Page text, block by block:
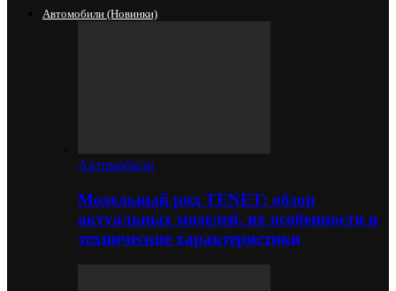
Автомобили (новинки)
Автомобили
Модельный ряд TENET: обзор
актуальных моделей, их особенности и
технические характеристики